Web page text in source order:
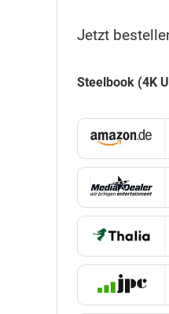
Jetzt
Steelbook (4K